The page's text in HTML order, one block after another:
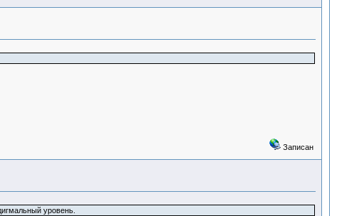
Записан
уровень.